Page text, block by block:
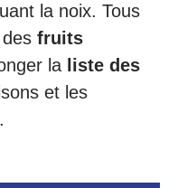
la noix. Tous
fruits
la liste des
et les